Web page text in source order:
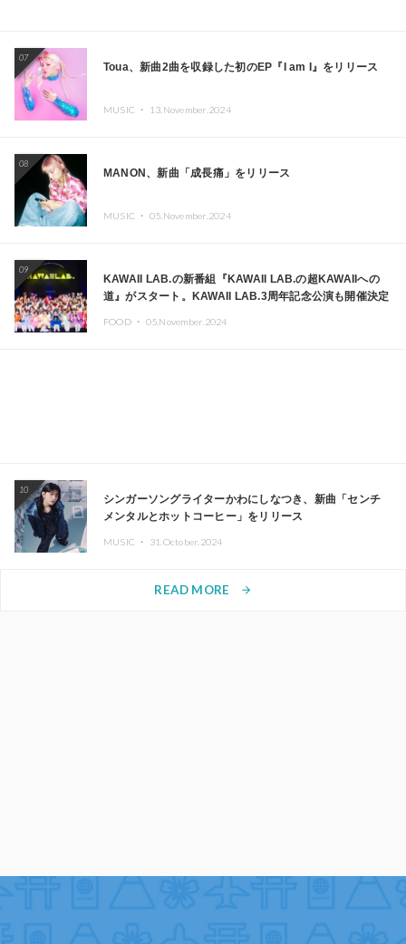
07
Toua、新曲2曲を収録した初のEP『I am I』をリリース
MUSIC ・ 13.November.2024
08
MANON、新曲「成長痛」をリリース
MUSIC ・ 05.November.2024
09
KAWAII LAB.の新番組『KAWAII LAB.の超KAWAIIへの
道』がスタート。KAWAII LAB.3周年記念公演も開催決定
FOOD ・ 05.November.2024
10
シンガーソングライターかわにしなつき、新曲「センチ
メンタルとホットコーヒー」をリリース
MUSIC ・ 31.October.2024
READ MORE arrow_forward